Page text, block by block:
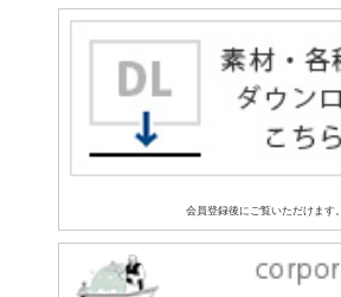
会員登録後にご覧いただけます。